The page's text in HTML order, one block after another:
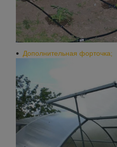
Дополнительная форточка;